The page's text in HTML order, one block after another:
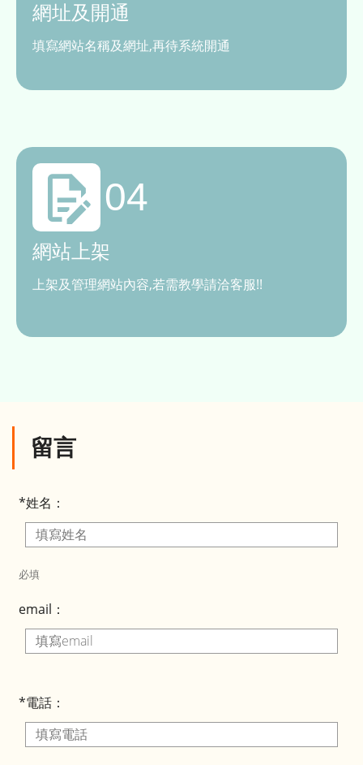
網址及開通
填寫網站名稱及網址,再待系統開通
04
網站上架
上架及管理網站內容,若需教學請洽客服!!
留言
*姓名：
必填
email：
*電話：